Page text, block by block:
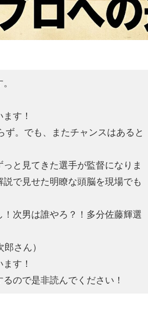
す！
。でも、またチャンスはあると
と見てきた選手が監督になりま
で見せた明瞭な頭脳を現場でも
次男は誰やろ？！多分佐藤輝選
さん）
す！
ので是非読んでください！